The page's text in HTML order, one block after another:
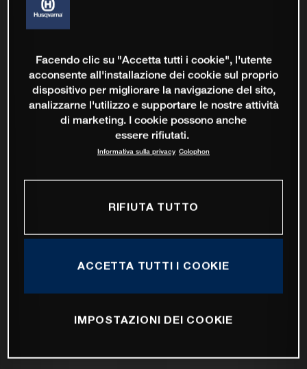
Facendo clic su "Accetta tutti i cookie", l'utente
acconsente all'installazione dei cookie sul proprio
dispositivo per migliorare la navigazione del sito,
analizzarne l'utilizzo e supportare le nostre attività
di marketing. I cookie possono anche
essere rifiutati.
Informativa sulla privacy Colophon
RIFIUTA TUTTO
ACCETTA TUTTI I COOKIE
IMPOSTAZIONI DEI COOKIE